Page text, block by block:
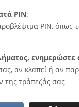
PIN:
PIN, όπως
ενημερώστε
αν κλαπεί ή αν
της τράπεζάς σας